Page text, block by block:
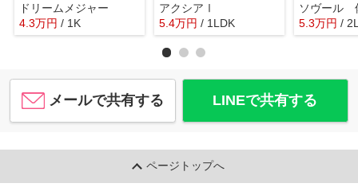
ドリームメジャー
4.3万円 / 1K
アクシアⅠ
5.4万円 / 1LDK
ソヴール
5.3万円 /
メールで共有する LINEで共有する
ページトップへ